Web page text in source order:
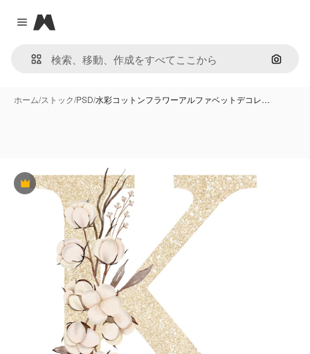
Close menu
Magnific
画像で
ホーム/ストック/PSD/水彩コットンフラワーアルファベットデコレ…
Premium